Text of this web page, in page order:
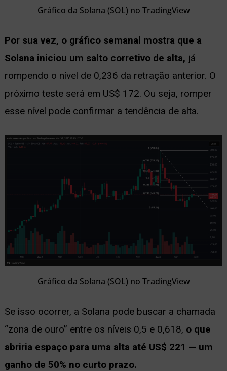
Gráfico da Solana (SOL) no TradingView
Por sua vez, o gráfico semanal mostra que a
Solana iniciou um salto corretivo de alta, já
rompendo o nível de 0,236 da retração anterior. O
próximo teste será em US$ 172. Ou seja, romper
esse nível pode confirmar a tendência de alta.
Gráfico da Solana (SOL) no TradingView
Se isso ocorrer, a Solana pode buscar a chamada
“zona de ouro” entre os níveis 0,5 e 0,618, o que
abriria espaço para uma alta até US$ 221 — um
ganho de 50% no curto prazo.